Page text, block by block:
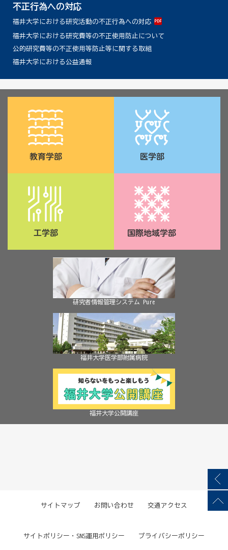
不正行為への対応
福井大学における研究活動の不正行為への対応
福井大学における研究費等の不正使用防止について
公的研究費等の不正使用等防止等に関する取組
福井大学における公益通報
研究者情報管理システム Pure
福井大学医学部附属病院
福井大学公開講座
サイトマップ お問い合わせ 交通アクセス
サイトポリシー・SNS運用ポリシー プライバシーポリシー